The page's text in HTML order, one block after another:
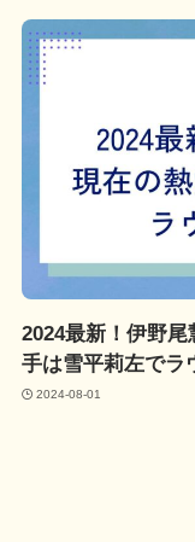
2024最新！伊野
手は雪平莉左でラ
2024-08-01